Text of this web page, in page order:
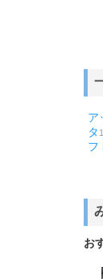
ア
タ 1
フ
お